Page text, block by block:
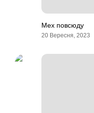
Мех повсюду
20 Вересня, 2023